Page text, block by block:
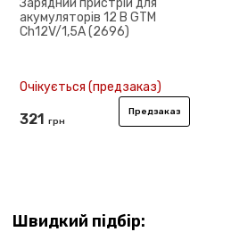
Зарядний пристрій для
акумуляторів 12 В GTM
Ch12V/1,5А (2696)
Очікується (предзаказ)
321 грн
Предзаказ
Швидкий підбір: